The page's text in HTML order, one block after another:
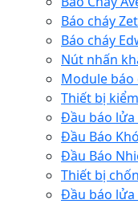
Báo cháy
Báo cháy
Nút nhấn
Module báo
Thiết bị
Đầu báo
Đầu Báo
Đầu Báo
Thiết bị
Đầu báo lửa